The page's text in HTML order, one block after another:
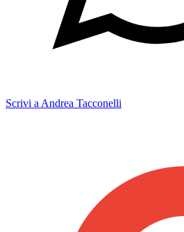
Scrivi a Andrea Tacconelli